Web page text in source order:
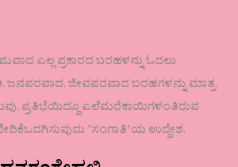
ಎಲ್ಲ ಪ್ರಕಾರದ ಬರಹಳನ್ನು ಓದಲು
ಜನಪರವಾದ, ಜೀವಪರವಾದ ಬರಹಗಳನ್ನು ಮಾತ್ರ
ಪ್ರತಿಭೆಯಿದ್ದೂ ಎಲೆಮರೆಕಾಯಿಗಳಂತಿರುವ
ʼಸಂಗಾತಿʼಯ ಉದ್ದೇಶ.